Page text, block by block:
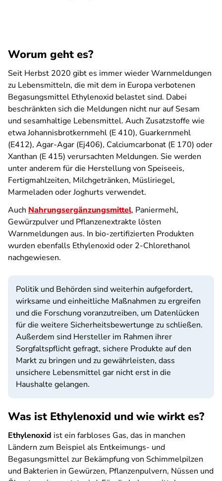
Worum geht es?
Seit Herbst 2020 gibt es immer wieder Warnmeldungen
zu Lebensmitteln, die mit dem in Europa verbotenen
Begasungsmittel Ethylenoxid belastet sind. Dabei
beschränkten sich die Meldungen nicht nur auf Sesam
und sesamhaltige Lebensmittel. Auch Zusatzstoffe wie
etwa Johannisbrotkernmehl (E 410), Guarkernmehl
(E412), Agar-Agar (Ej406), Calciumcarbonat (E 170) oder
Xanthan (E 415) verursachten Meldungen. Sie werden
unter anderem für die Herstellung von Speiseeis,
Fertigmahlzeiten, Milchgetränken, Müsliriegel,
Marmeladen oder Joghurts verwendet.
Auch Nahrungsergänzungsmittel, Paniermehl,
Gewürzpulver und Pflanzenextrakte lösten
Warnmeldungen aus. In bio-zertifizierten Produkten
wurden ebenfalls Ethylenoxid oder 2-Chlorethanol
nachgewiesen.
Politik und Behörden sind weiterhin aufgefordert,
wirksame und einheitliche Maßnahmen zu ergreifen
und die Forschung voranzutreiben, um Datenlücken
für die weitere Sicherheitsbewertunge zu schließen.
Außerdem sind Hersteller im Rahmen ihrer
Sorgfaltspflicht gefragt, sichere Produkte auf den
Markt zu bringen und zu gewährleisten, dass
unsichere Lebensmittel gar nicht erst in die
Haushalte gelangen.
Was ist Ethylenoxid und wie wirkt es?
Ethylenoxid ist ein farbloses Gas, das in manchen
Ländern zum Beispiel als Entkeimungs- und
Begasungsmittel zur Bekämpfung von Schimmelpilzen
und Bakterien in Gewürzen, Pflanzenpulvern, Nüssen und